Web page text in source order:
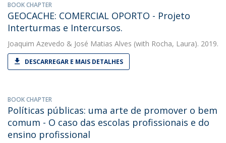
BOOK CHAPTER
GEOCACHE: COMERCIAL OPORTO - Projeto
Interturmas e Intercursos.
Joaquim Azevedo & José Matias Alves (with Rocha, Laura). 2019.
DESCARREGAR E MAIS DETALHES
BOOK CHAPTER
Políticas públicas: uma arte de promover o bem
comum - O caso das escolas profissionais e do
ensino profissional